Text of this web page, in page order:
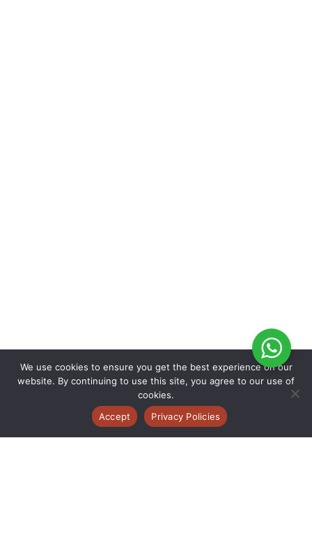
We use cookies to ensure you get the best experience on our
website. By continuing to use this site, you agree to our use of
cookies.
Accept
Privacy Policies